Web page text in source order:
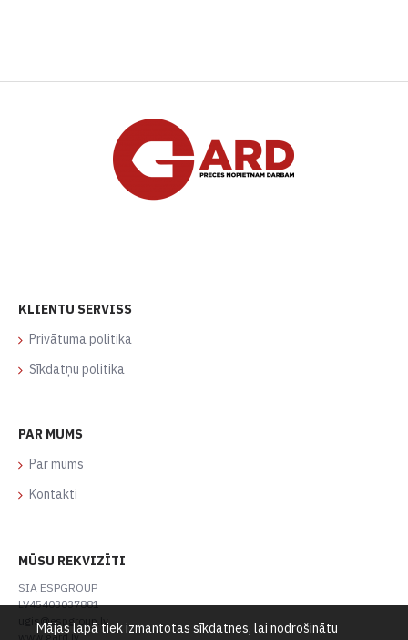
KLIENTU SERVISS
Privātuma politika
Sīkdatņu politika
PAR MUMS
Par mums
Kontakti
MŪSU REKVIZĪTI
SIA ESPGROUP
LV45403037881
ugis@espgroup.lv
www.gard.lv
Mājas lapā tiek izmantotas sīkdatnes, lai nodrošinātu